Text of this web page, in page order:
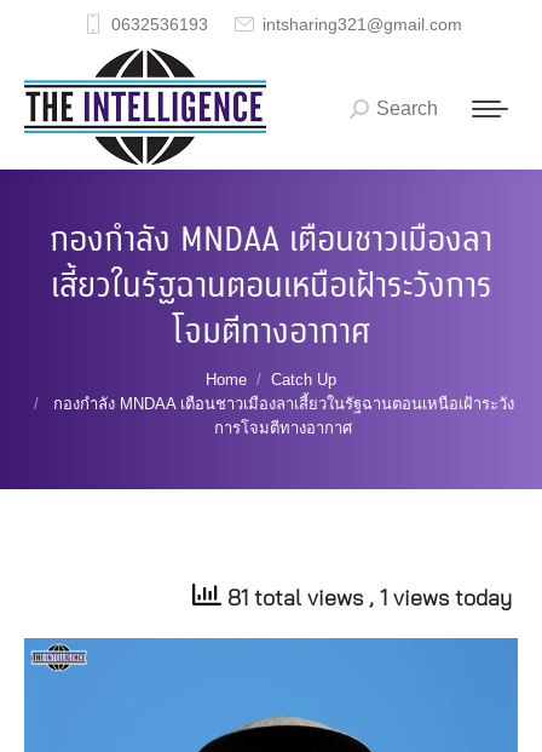
0632536193 intsharing321@gmail.com
Search:
Search
กองกำลัง MNDAA เตือนชาวเมืองลา
เสี้ยวในรัฐฉานตอนเหนือเฝ้าระวังการ
โจมตีทางอากาศ
Home
Catch Up
กองกำลัง MNDAA เตือนชาวเมืองลาเสี้ยวในรัฐฉานตอนเหนือเฝ้าระวัง
การโจมตีทางอากาศ
81 total views , 1 views today